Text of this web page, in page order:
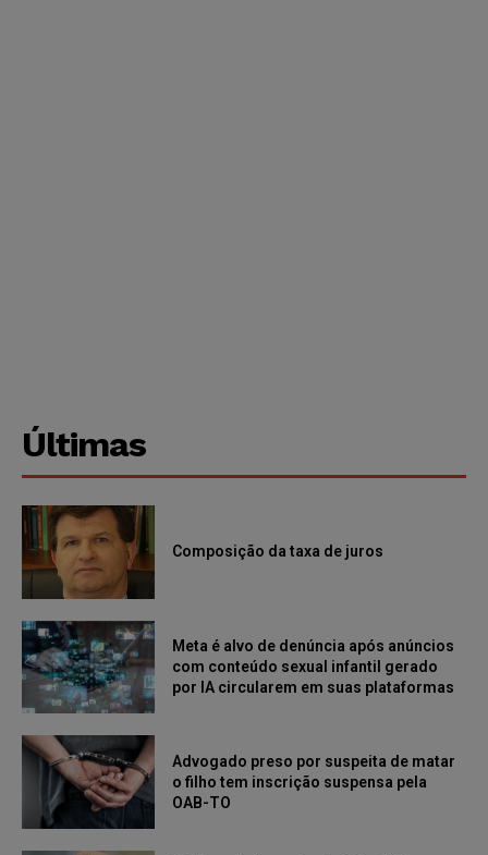
Últimas
Composição da taxa de juros
Meta é alvo de denúncia após anúncios
com conteúdo sexual infantil gerado
por IA circularem em suas plataformas
Advogado preso por suspeita de matar
o filho tem inscrição suspensa pela
OAB-TO